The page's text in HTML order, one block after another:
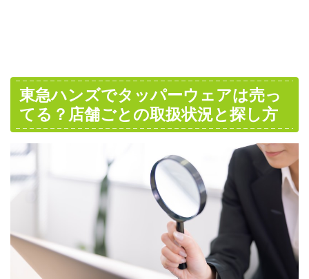
東急ハンズでタッパーウェアは売っ
てる？店舗ごとの取扱状況と探し方